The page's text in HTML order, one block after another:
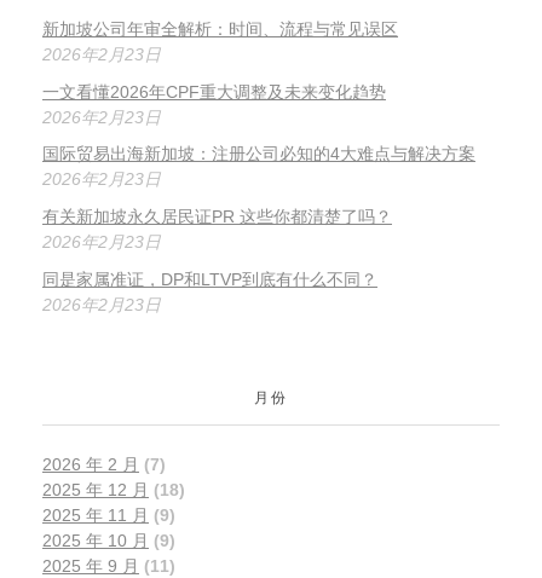
新加坡公司年审全解析：时间、流程与常见误区
2026年2月23日
一文看懂2026年CPF重大调整及未来变化趋势
2026年2月23日
国际贸易出海新加坡：注册公司必知的4大难点与解决方案
2026年2月23日
有关新加坡永久居民证PR 这些你都清楚了吗？
2026年2月23日
同是家属准证，DP和LTVP到底有什么不同？
2026年2月23日
月份
2026 年 2 月 (7)
2025 年 12 月 (18)
2025 年 11 月 (9)
2025 年 10 月 (9)
2025 年 9 月 (11)